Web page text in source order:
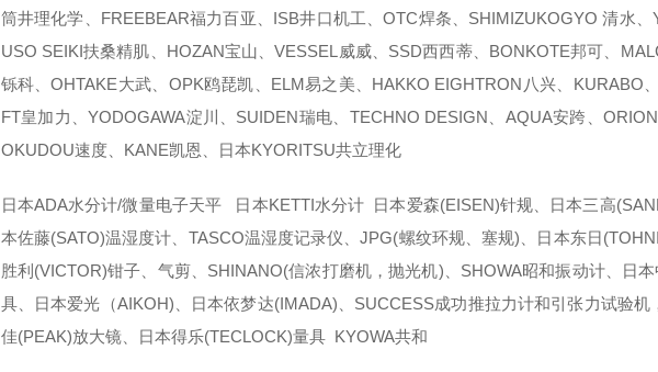
筒井理化学、FREEBEAR福力百亚、ISB井口机工、OTC焊条、SHIMIZUKOGYO 清水
USO SEIKI扶桑精肌、HOZAN宝山、VESSEL威威、SSD西西蒂、BONKOTE邦可、
铄科、OHTAKE大武、OPK鸥琵凯、ELM易之美、HAKKO EIGHTRON八兴、KURABO
FT皇加力、YODOGAWA淀川、SUIDEN瑞电、TECHNO DESIGN、AQUA安跨、
OKUDOU速度、KANE凯恩、日本KYORITSU共立理化
日本ADA水分计/微量电子天平 日本KETTI水分计 日本爱森(EISEN)针规、日本三高
本佐藤(SATO)温湿度计、TASCO温湿度记录仪、JPG(螺纹环规、塞规)、日本东日
胜利(VICTOR)钳子、气剪、SHINANO(信浓打磨机，抛光机)、SHOWA昭和振动计、日
具、日本爱光（AIKOH)、日本依梦达(IMADA)、SUCCESS成功推拉力计和引张力试验
佳(PEAK)放大镜、日本得乐(TECLOCK)量具 KYOWA共和